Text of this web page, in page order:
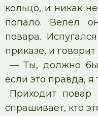
кольцо, и никак
попало. Велел
повара.
приказе, и
— Ты, должно
если это правда, я
Приходит
спрашивает, кто